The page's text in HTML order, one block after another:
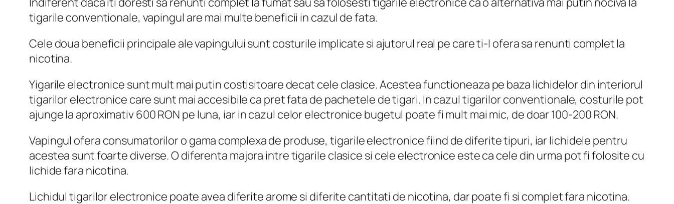
tigarile conventionale, vapingul are mai multe beneficii in cazul de fata.
Cele doua beneficii principale ale vapingului sunt costurile implicate si ajutorul real pe care ti-l ofera sa renunti complet la
nicotina.
Yigarile electronice sunt mult mai putin costisitoare decat cele clasice. Acestea functioneaza pe baza lichidelor din interiorul
tigarilor electronice care sunt mai accesibile ca pret fata de pachetele de tigari. In cazul tigarilor conventionale, costurile pot
ajunge la aproximativ 600 RON pe luna, iar in cazul celor electronice bugetul poate fi mult mai mic, de doar 100-200 RON.
Vapingul ofera consumatorilor o gama complexa de produse, tigarile electronice fiind de diferite tipuri, iar lichidele pentru
acestea sunt foarte diverse. O diferenta majora intre tigarile clasice si cele electronice este ca cele din urma pot fi folosite cu
lichide fara nicotina.
Lichidul tigarilor electronice poate avea diferite arome si diferite cantitati de nicotina, dar poate fi si complet fara nicotina.